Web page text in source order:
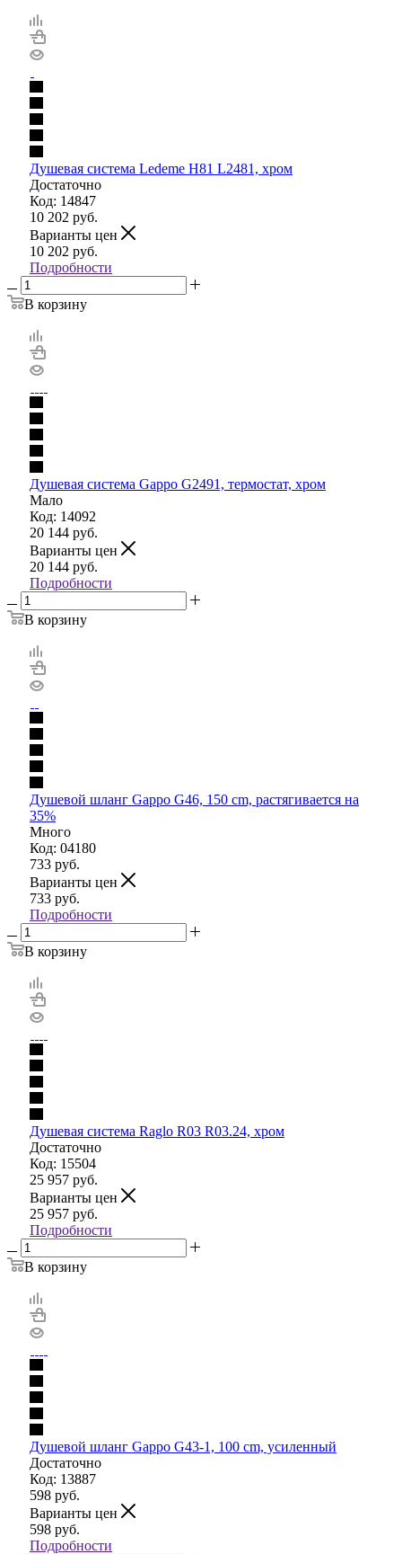
Душевая система Ledeme H81 L2481, хром
Достаточно
Код: 14847
10 202 руб.
Варианты цен
10 202 руб.
Подробности
В корзину
Душевая система Gappo G2491, термостат, хром
Мало
Код: 14092
20 144 руб.
Варианты цен
20 144 руб.
Подробности
В корзину
Душевой шланг Gappo G46, 150 cm, растягивается на
35%
Много
Код: 04180
733 руб.
Варианты цен
733 руб.
Подробности
В корзину
Душевая система Raglo R03 R03.24, хром
Достаточно
Код: 15504
25 957 руб.
Варианты цен
25 957 руб.
Подробности
В корзину
Душевой шланг Gappo G43-1, 100 cm, усиленный
Достаточно
Код: 13887
598 руб.
Варианты цен
598 руб.
Подробности